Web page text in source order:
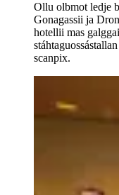
Ollu olbmot ledje
Gonagassii ja
hotellii mas
scanpix.